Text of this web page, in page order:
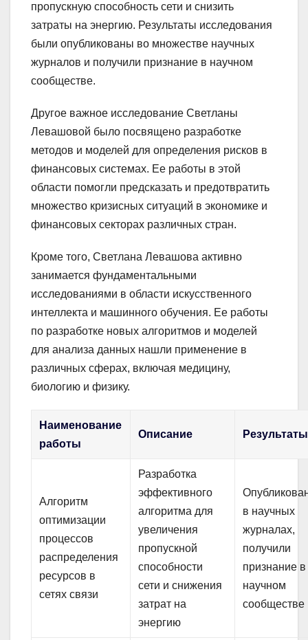
пропускную способность сети и снизить
затраты на энергию. Результаты исследования
были опубликованы во множестве научных
журналов и получили признание в научном
сообществе.
Другое важное исследование Светланы
Левашовой было посвящено разработке
методов и моделей для определения рисков в
финансовых системах. Ее работы в этой
области помогли предсказать и предотвратить
множество кризисных ситуаций в экономике и
финансовых секторах различных стран.
Кроме того, Светлана Левашова активно
занимается фундаментальными
исследованиями в области искусственного
интеллекта и машинного обучения. Ее работы
по разработке новых алгоритмов и моделей
для анализа данных нашли применение в
различных сферах, включая медицину,
биологию и физику.
Наименование
работы
Описание Результаты
Алгоритм
оптимизации
процессов
распределения
ресурсов в
сетях связи
Разработка
эффективного
алгоритма для
увеличения
пропускной
способности
сети и снижения
затрат на
энергию
в научных
журналах,
получили
признание в
научном
сообществе